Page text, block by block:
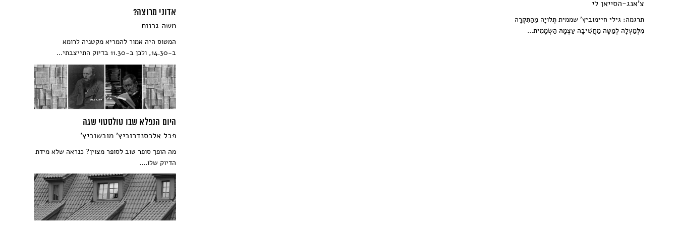
אדוני מרוצה?
משה גרנות
המטוס היה אמור להמריא מקטניה לרומא
ב-14.30, ולכן ב-11.30 בדיוק התייצבתי...
היום הנפלא שבו טולסטוי שגה
פבל אלכסנדרוביץ' מובשוביץ'
מה הופך סופר טוב לסופר מצוין? כנראה שלא מידת
הדיוק שלו....
צ'אנג-הסייאן לי
תרגמה: גילי חיימוביץ' שממית תְּלוּיָה מֵהַתִּקְרָה
מִלְּמַעְלָה לְמַטָּה מַחֲשִׁיבָה עַצְמָהּ הַשְׂמָמִית...